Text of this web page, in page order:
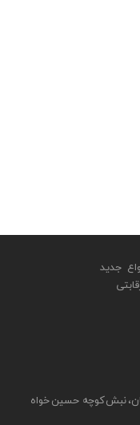
نبش کوچه حسین خواه
جدید